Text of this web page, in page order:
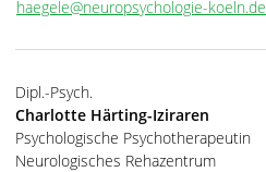
haegele@neuropsychologie-koeln.de
Dipl.-Psych.
Charlotte Härting-Iziraren
Psychologische Psychotherapeutin
Neurologisches Rehazentrum